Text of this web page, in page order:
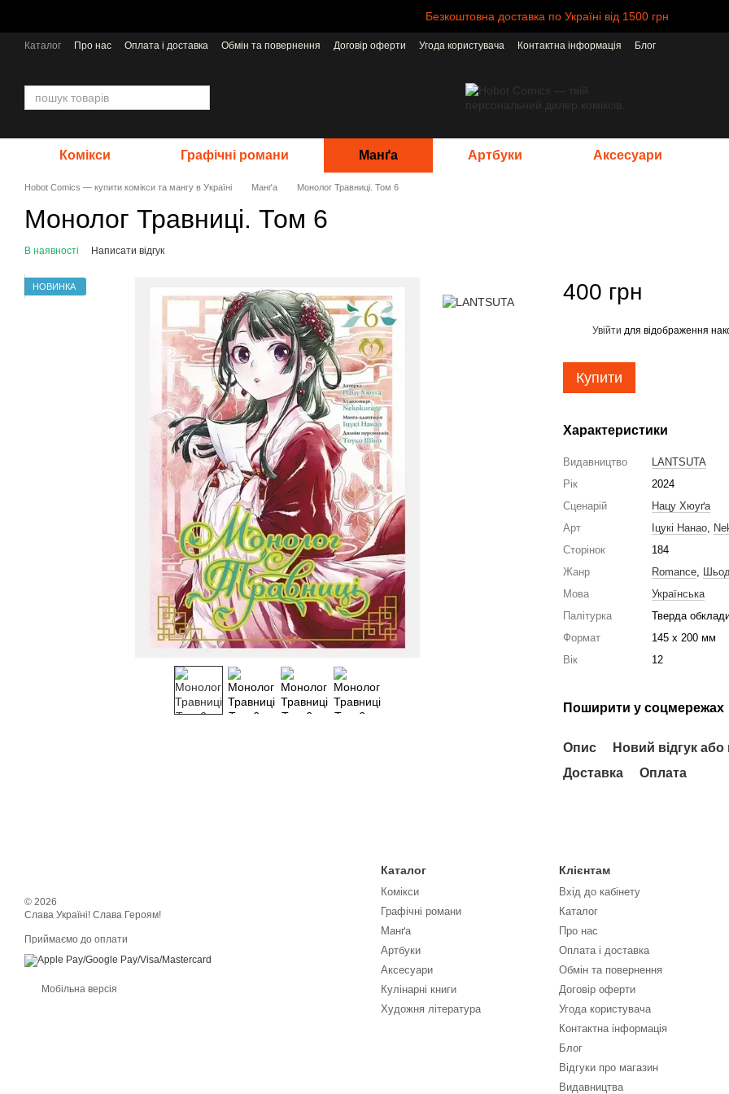
Безкоштовна доставка по Україні від 1500 грн
Каталог Про нас Оплата і доставка Обмін та повернення Договір оферти Угода користувача Контактна інформація
Блог
Комікси Графічні романи Манґа Артбуки Аксесуари
Hobot Comics — купити комікси та мангу в Україні Манґа Монолог Травниці. Том 6
Монолог Травниці. Том 6
В наявності Написати відгук
НОВИНКА 400 грн
Увійти для відображення
Купити
Характеристики
Видавництво
LANTSUTA
Рік
2024
Сценарій
Нацу Хюуґа
Арт
Іцукі Нанао,
Сторінок
184
Жанр
Romance,
Мова
Українська
Палітурка
Тверда
Формат
145 x 200 мм
Вік
12
Поширити у соцмережах
Опис
Новий відгук
Доставка
Оплата
© 2026
Слава Україні! Слава Героям!
Приймаємо до оплати
Мобільна версія
Каталог
Комікси
Графічні романи
Манґа
Артбуки
Аксесуари
Кулінарні книги
Художня література
Клієнтам
Вхід до кабінету
Каталог
Про нас
Оплата і доставка
Обмін та повернення
Договір оферти
Угода користувача
Контактна інформація
Блог
Відгуки про магазин
Видавництва